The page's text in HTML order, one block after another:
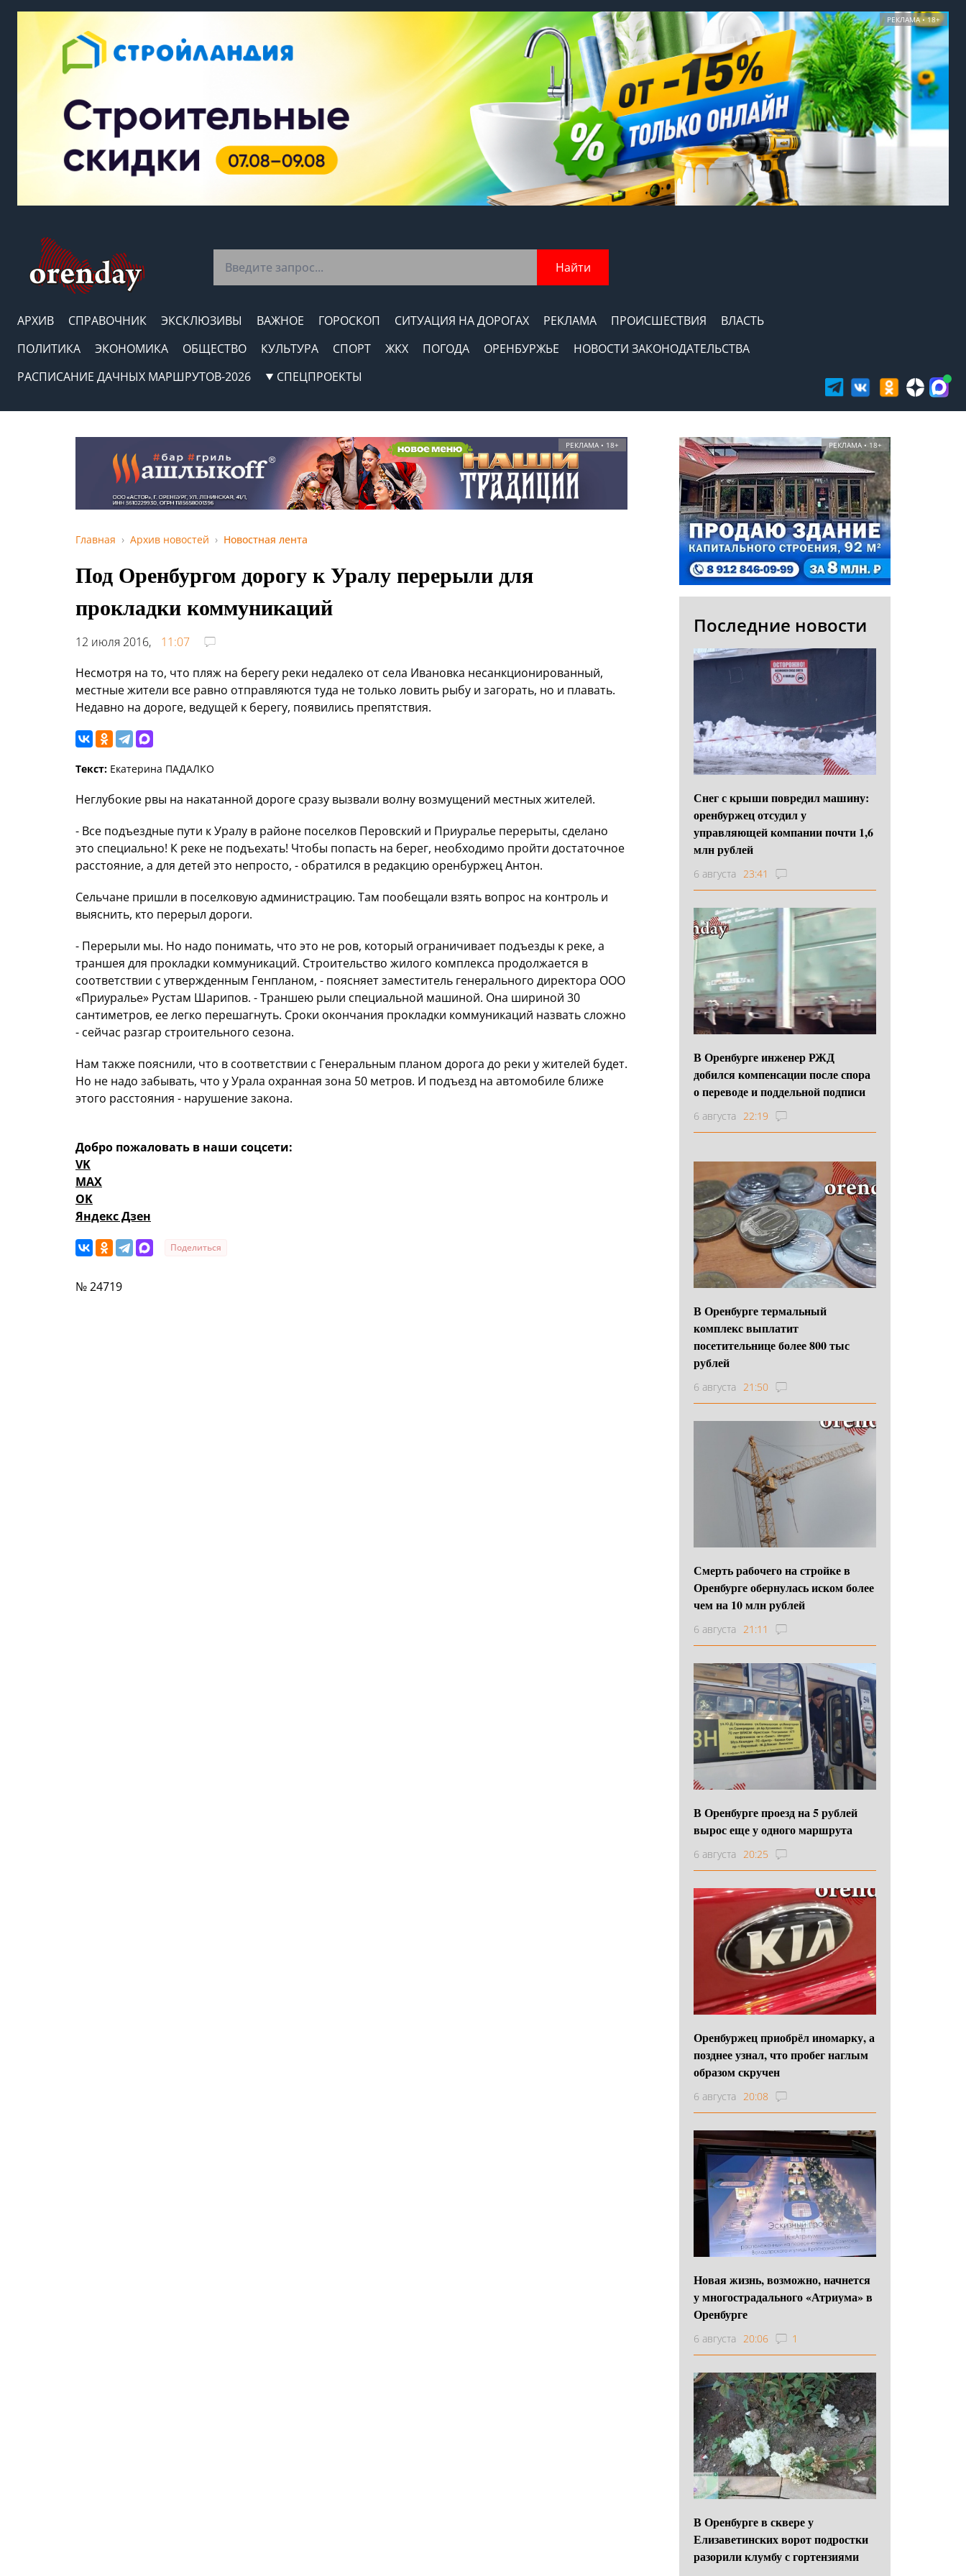
РЕКЛАМА • 18+
Найти
АРХИВ СПРАВОЧНИК ЭКСКЛЮЗИВЫ ВАЖНОЕ ГОРОСКОП СИТУАЦИЯ НА ДОРОГАХ РЕКЛАМА ПРОИСШЕСТВИЯ
ВЛАСТЬ
ПОЛИТИКА
ЭКОНОМИКА ОБЩЕСТВО КУЛЬТУРА СПОРТ ЖКХ ПОГОДА ОРЕНБУРЖЬЕ
НОВОСТИ ЗАКОНОДАТЕЛЬСТВА
РАСПИСАНИЕ ДАЧНЫХ МАРШРУТОВ-2026
СПЕЦПРОЕКТЫ
РЕКЛАМА • 18+
Главная Архив новостей Новостная лента
Под Оренбургом дорогу к Уралу перерыли для
прокладки коммуникаций
12 июля 2016,
11:07
Несмотря на то, что пляж на берегу реки недалеко от села Ивановка несанкционированный,
местные жители все равно отправляются туда не только ловить рыбу и загорать, но и плавать.
Недавно на дороге, ведущей к берегу, появились препятствия.
Текст: Екатерина ПАДАЛКО
Неглубокие рвы на накатанной дороге сразу вызвали волну возмущений местных жителей.
- Все подъездные пути к Уралу в районе поселков Перовский и Приуралье перерыты, сделано
это специально! К реке не подъехать! Чтобы попасть на берег, необходимо пройти достаточное
расстояние, а для детей это непросто, - обратился в редакцию оренбуржец Антон.
Сельчане пришли в поселковую администрацию. Там пообещали взять вопрос на контроль и
выяснить, кто перерыл дороги.
- Перерыли мы. Но надо понимать, что это не ров, который ограничивает подъезды к реке, а
траншея для прокладки коммуникаций. Строительство жилого комплекса продолжается в
соответствии с утвержденным Генпланом, - поясняет заместитель генерального директора ООО
«Приуралье» Рустам Шарипов. - Траншею рыли специальной машиной. Она шириной 30
сантиметров, ее легко перешагнуть. Сроки окончания прокладки коммуникаций назвать сложно
- сейчас разгар строительного сезона.
Нам также пояснили, что в соответствии с Генеральным планом дорога до реки у жителей будет.
Но не надо забывать, что у Урала охранная зона 50 метров. И подъезд на автомобиле ближе
этого расстояния - нарушение закона.
Добро пожаловать в наши соцсети:
VK
MAX
OK
Яндекс Дзен
Поделиться
№ 24719
РЕКЛАМА • 18+
Последние новости
Снег с крыши повредил машину:
оренбуржец отсудил у
управляющей компании почти 1,6
млн рублей
6 августа 23:41
В Оренбурге инженер РЖД
добился компенсации после спора
о переводе и поддельной подписи
6 августа 22:19
В Оренбурге термальный
комплекс выплатит
посетительнице более 800 тыс
рублей
6 августа 21:50
Смерть рабочего на стройке в
Оренбурге обернулась иском более
чем на 10 млн рублей
6 августа 21:11
В Оренбурге проезд на 5 рублей
вырос еще у одного маршрута
6 августа 20:25
Оренбуржец приобрёл иномарку, а
позднее узнал, что пробег наглым
образом скручен
6 августа 20:08
Новая жизнь, возможно, начнется
у многострадального «Атриума» в
Оренбурге
6 августа 20:06 1
В Оренбурге в сквере у
Елизаветинских ворот подростки
разорили клумбу с гортензиями